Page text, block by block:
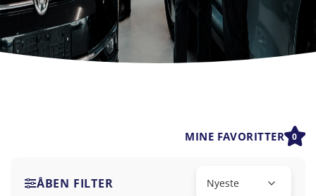
MINE FAVORITTER 0
ÅBEN FILTER